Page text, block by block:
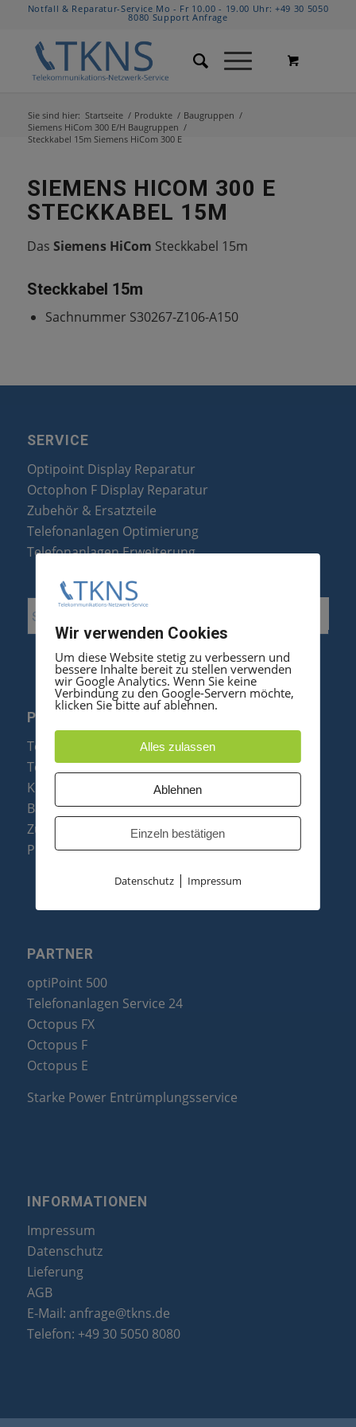
Notfall & Reparatur-Service Mo - Fr 10.00 - 19.00 Uhr:+49 30 5050
8080 Support Anfrage
Sie sind hier: Startseite / Produkte / Baugruppen /
Siemens HiCom 300 E/H Baugruppen /
Steckkabel 15m Siemens HiCom 300 E
SIEMENS HICOM 300 E
STECKKABEL 15M
Das Siemens HiCom Steckkabel 15m
Steckkabel 15m
Sachnummer S30267-Z106-A150
SERVICE
Optipoint Display Reparatur
Octophon F Display Reparatur
Zubehör & Ersatzteile
Telefonanlagen Optimierung
Telefonanlagen Erweiterung
PRODUKTE
Telefonanlagen
Telefone
Konftel Konferenztelefone
Baugruppen
Zubehör & Ersatzteile
Produktzusammenfassung
PARTNER
optiPoint 500
Telefonanlagen Service 24
Octopus FX
Octopus F
Octopus E
Starke Power Entrümplungsservice
INFORMATIONEN
Impressum
Datenschutz
Lieferung
AGB
E-Mail: anfrage@tkns.de
Telefon: +49 30 5050 8080
Wir verwenden Cookies
Um diese Website stetig zu verbessern und
bessere Inhalte bereit zu stellen verwenden
wir Google Analytics. Wenn Sie keine
Verbindung zu den Google-Servern möchte,
klicken Sie bitte auf ablehnen.
Alles zulassen
Ablehnen
Einzeln bestätigen
Datenschutz| Impressum